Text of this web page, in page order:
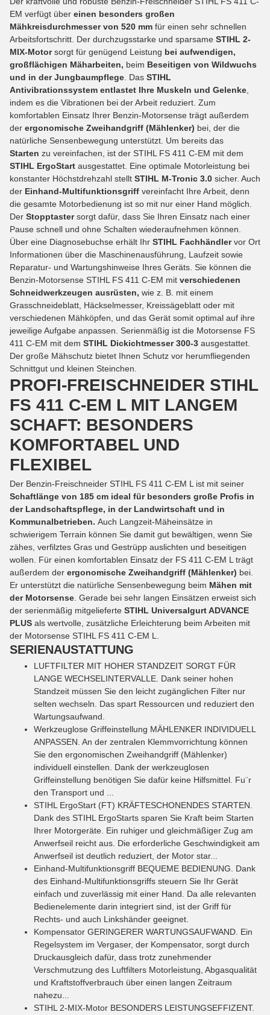
EM verfügt über einen besonders großen
Mähkreisdurchmesser von 520 mm für einen sehr schnellen
Arbeitsfortschritt. Der durchzugsstarke und sparsame STIHL 2-
MIX-Motorsorgt für genügend Leistung bei aufwendigen,
großflächigen Mäharbeiten, beim Beseitigen von Wildwuchs
und in der Jungbaumpflege. Das STIHL
Antivibrationssystem entlastet Ihre Muskeln und Gelenke,
indem es die Vibrationen bei der Arbeit reduziert. Zum
komfortablen Einsatz Ihrer Benzin-Motorsense trägt außerdem
der ergonomische Zweihandgriff (Mählenker) bei, der die
natürliche Sensenbewegung unterstützt. Um bereits das
Starten zu vereinfachen, ist der STIHL FS 411 C-EM mit dem
STIHL ErgoStart ausgestattet. Eine optimale Motorleistung bei
konstanter Höchstdrehzahl stellt STIHL M-Tronic 3.0 sicher. Auch
der Einhand-Multifunktionsgriff vereinfacht Ihre Arbeit, denn
die gesamte Motorbedienung ist so mit nur einer Hand möglich.
Der Stopptastersorgt dafür, dass Sie Ihren Einsatz nach einer
Pause schnell und ohne Schalten wiederaufnehmen können.
Über eine Diagnosebuchse erhält Ihr STIHL Fachhändlervor Ort
Informationen über die Maschinenausführung, Laufzeit sowie
Reparatur- und Wartungshinweise Ihres Geräts. Sie können die
Benzin-Motorsense STIHL FS 411 C-EM mit verschiedenen
Schneidwerkzeugen ausrüsten, wie z. B. mit einem
Grasschneideblatt, Häckselmesser, Kreissägeblatt oder mit
verschiedenen Mähköpfen, und das Gerät somit optimal auf ihre
jeweilige Aufgabe anpassen. Serienmäßig ist die Motorsense FS
411 C-EM mit dem STIHL Dickichtmesser 300-3 ausgestattet.
Der große Mähschutz bietet Ihnen Schutz vor herumfliegenden
Schnittgut und kleinen Steinchen.
PROFI-FREISCHNEIDER STIHL
FS 411 C-EM L MIT LANGEM
SCHAFT: BESONDERS
KOMFORTABEL UND
FLEXIBEL
Der Benzin-Freischneider STIHL FS 411 C-EM L ist mit seiner
Schaftlänge von 185 cm ideal für besonders große Profis in
der Landschaftspflege, in der Landwirtschaft und in
Kommunalbetrieben. Auch Langzeit-Mäheinsätze in
schwierigem Terrain können Sie damit gut bewältigen, wenn Sie
zähes, verfilztes Gras und Gestrüpp auslichten und beseitigen
wollen. Für einen komfortablen Einsatz der FS 411 C-EM L trägt
außerdem der ergonomische Zweihandgriff (Mählenker) bei.
Er unterstützt die natürliche Sensenbewegung beim Mähen mit
der Motorsense . Gerade bei sehr langen Einsätzen erweist sich
der serienmäßig mitgelieferte STIHL Universalgurt ADVANCE
PLUS als wertvolle, zusätzliche Erleichterung beim Arbeiten mit
der Motorsense STIHL FS 411 C-EM L.
SERIENAUSTATTUNG
LUFTFILTER MIT HOHER STANDZEIT SORGT FÜR
LANGE WECHSELINTERVALLE. Dank seiner hohen
Standzeit müssen Sie den leicht zugänglichen Filter nur
selten wechseln. Das spart Ressourcen und reduziert den
Wartungsaufwand.
Werkzeuglose Griffeinstellung MÄHLENKER INDIVIDUELL
ANPASSEN. An der zentralen Klemmvorrichtung können
Sie den ergonomischen Zweihandgriff (Mählenker)
individuell einstellen. Dank der werkzeuglosen
Griffeinstellung benötigen Sie dafür keine Hilfsmittel. Fu¨r
den Transport und ...
STIHL ErgoStart (FT) KRÄFTESCHONENDES STARTEN.
Dank des STIHL ErgoStarts sparen Sie Kraft beim Starten
Ihrer Motorgeräte. Ein ruhiger und gleichmäßiger Zug am
Anwerfseil reicht aus. Die erforderliche Geschwindigkeit am
Anwerfseil ist deutlich reduziert, der Motor star...
Einhand-Multifunktionsgriff BEQUEME BEDIENUNG. Dank
des Einhand-Multifunktionsgriffs steuern Sie Ihr Gerät
einfach und zuverlässig mit einer Hand. Da alle relevanten
Bedienelemente darin integriert sind, ist der Griff für
Rechts- und auch Linkshänder geeignet.
Kompensator GERINGERER WARTUNGSAUFWAND. Ein
Regelsystem im Vergaser, der Kompensator, sorgt durch
Druckausgleich dafür, dass trotz zunehmender
Verschmutzung des Luftfilters Motorleistung, Abgasqualität
und Kraftstoffverbrauch über einen langen Zeitraum
nahezu...
STIHL 2-MIX-Motor BESONDERS LEISTUNGSEFFIZENT.